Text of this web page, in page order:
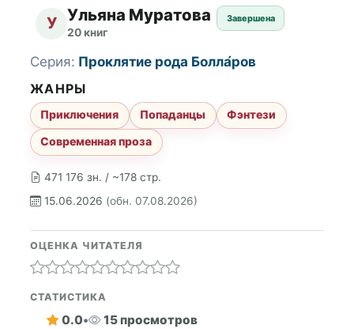
У Ульяна Муратова
20 книг
Завершена
471 176 зн. / ~178 стр.
15.06.2026 (обн. 07.08.2026)
Серия: Проклятие рода Болла́ров
ЖАНРЫ
Приключения Попаданцы
Фэнтези
Современная проза
ОЦЕНКА ЧИТАТЕЛЯ
СТАТИСТИКА
0.0• 15 просмотров